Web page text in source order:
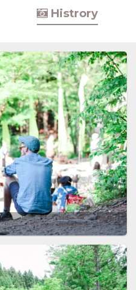
Histrory